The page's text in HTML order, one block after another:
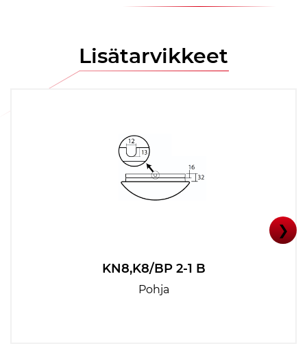
Lisätarvikkeet
KN8,K8/BP 2-1 B
Pohja
❯